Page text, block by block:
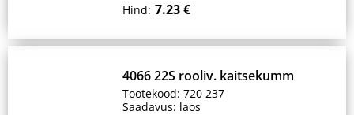
Hind: 7.23 €
4066 22S rooliv. kaitsekumm
Tootekood: 720 237
Saadavus: laos